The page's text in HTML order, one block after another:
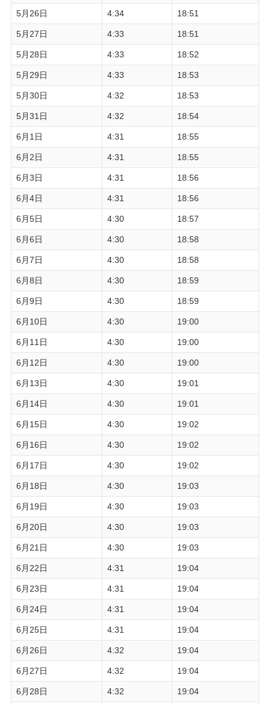
5月26日 4:34 18:51
5月27日 4:33 18:51
5月28日 4:33 18:52
5月29日 4:33 18:53
5月30日 4:32 18:53
5月31日 4:32 18:54
6月1日 4:31 18:55
6月2日 4:31 18:55
6月3日 4:31 18:56
6月4日 4:31 18:56
6月5日 4:30 18:57
6月6日 4:30 18:58
6月7日 4:30 18:58
6月8日 4:30 18:59
6月9日 4:30 18:59
6月10日 4:30 19:00
6月11日 4:30 19:00
6月12日 4:30 19:00
6月13日 4:30 19:01
6月14日 4:30 19:01
6月15日 4:30 19:02
6月16日 4:30 19:02
6月17日 4:30 19:02
6月18日 4:30 19:03
6月19日 4:30 19:03
6月20日 4:30 19:03
6月21日 4:30 19:03
6月22日 4:31 19:04
6月23日 4:31 19:04
6月24日 4:31 19:04
6月25日 4:31 19:04
6月26日 4:32 19:04
6月27日 4:32 19:04
6月28日 4:32 19:04